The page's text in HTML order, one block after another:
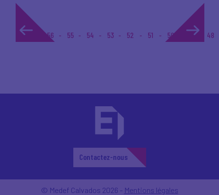
1... 56 55 54 53 52 51 50 49 48
Contactez-nous
© Medef Calvados 2026 - Mentions légales